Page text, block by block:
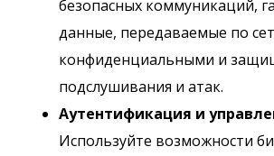
безопасных коммуникаций,
данные, передаваемые по
конфиденциальными и
подслушивания и атак.
Аутентификация и
Используйте возможности